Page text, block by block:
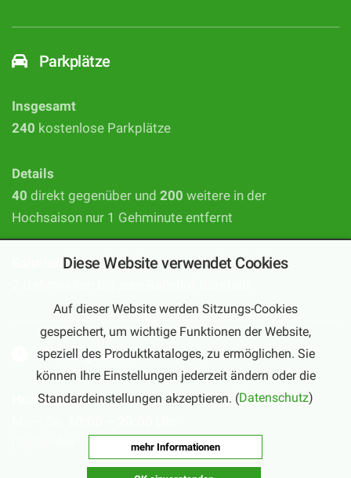
Parkplätze
Insgesamt
240 kostenlose Parkplätze
Details
40 direkt gegenüber und 200 weitere in der
Hochsaison nur 1 Gehminute entfernt
Öffnungszeiten
Hochsaison
(September – Februar)
Diese Website verwendet Cookies
Auf dieser Website werden Sitzungs-Cookies
gespeichert, um wichtige Funktionen der Website,
speziell des Produktkataloges, zu ermöglichen. Sie
können Ihre Einstellungen jederzeit ändern oder die
Standardeinstellungen akzeptieren. (Datenschutz)
mehr Informationen